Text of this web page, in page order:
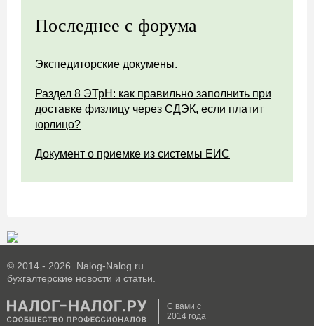
Последнее с форума
Экспедиторские докумены.
Раздел 8 ЭТрН: как правильно заполнить при
доставке физлицу через СДЭК, если платит
юрлицо?
Документ о приемке из системы ЕИС
© 2014 - 2026. Nalog-Nalog.ru
бухгалтерские новости и статьи.
С вами с
2014 года